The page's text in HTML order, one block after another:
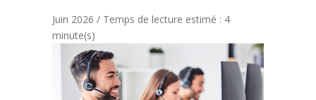
Juin 2026 / Temps de lecture estimé : 4
minute(s)